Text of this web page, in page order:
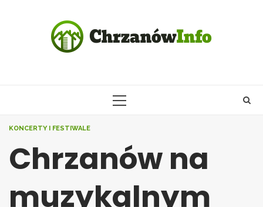
PRIMARY
KONCERTY I FESTIWALE
Chrzanów na
muzykalnym